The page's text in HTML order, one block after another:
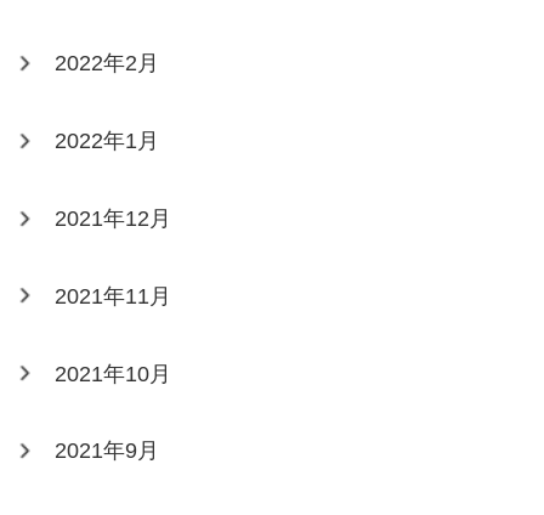
2022年2月
2022年1月
2021年12月
2021年11月
2021年10月
2021年9月